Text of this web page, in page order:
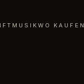
MUSIK WO KAUFEN